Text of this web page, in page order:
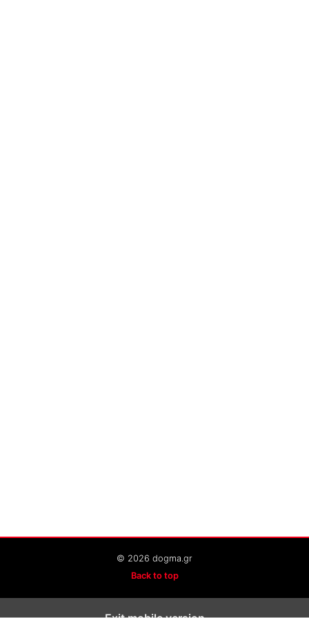
© 2026 dogma.gr
Back to top